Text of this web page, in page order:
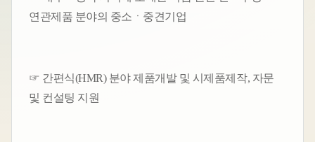
연관제품 분야의 중소ㆍ중견기업
☞ 간편식(HMR) 분야 제품개발 및 시제품제작, 자문
및 컨설팅 지원